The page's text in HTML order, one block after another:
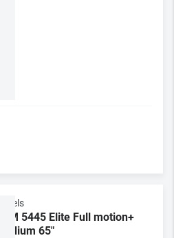
Vogels
TVM 5445 Elite Full motion+
Medium 65"